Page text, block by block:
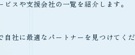
スや支援会社の一覧を紹介します。
社に最適なパートナーを見つけてくだ